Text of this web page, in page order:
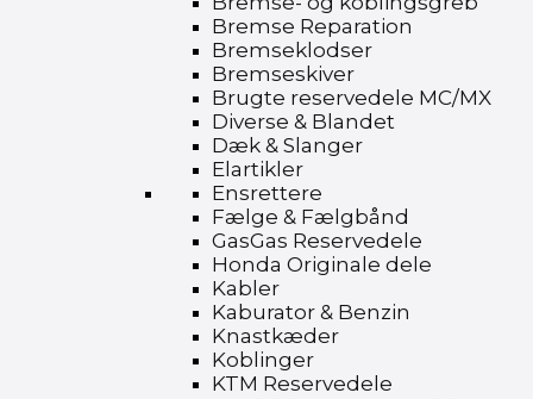
Bremse Reparation
Bremseklodser
Bremseskiver
Brugte reservedele MC/MX
Diverse & Blandet
Dæk & Slanger
Elartikler
Ensrettere
Fælge & Fælgbånd
GasGas Reservedele
Honda Originale dele
Kabler
Kaburator & Benzin
Knastkæder
Koblinger
KTM Reservedele